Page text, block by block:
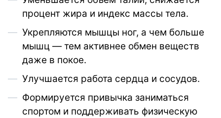
процент жира и индекс массы тела.
Укрепляются мышцы ног, а чем больше
мышц — тем активнее обмен веществ
даже в покое.
Улучшается работа сердца и сосудов.
Формируется привычка заниматься
спортом и поддерживать физическую